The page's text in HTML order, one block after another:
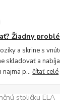
Žiadny
a skrine s
skladovať a
najmä p...čítať celé